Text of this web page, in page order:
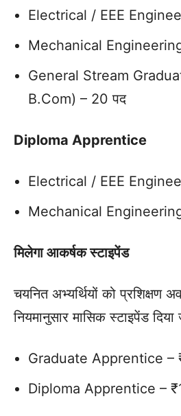
Electrical / EEE
Mechanical
General Stream
B.Com) – 20 पद
Diploma Apprentice
Electrical / EEE
Mechanical
मिलेगा आकर्षक स्टाइपेंड
चयनित अभ्यर्थियों को प्रशिक्षण
नियमानुसार मासिक स्टाइपेंड दिया
Graduate Apprentice –
Diploma Apprentice –